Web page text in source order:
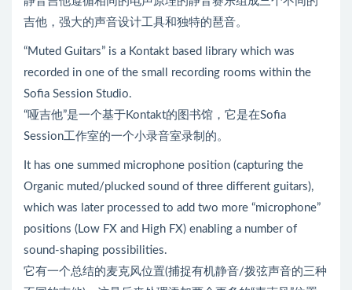
吉他，强大的声音设计工具和独特的琶音。
“Muted Guitars” is a Kontakt based library which was
recorded in one of the small recording rooms within the
Sofia Session Studio.
“哑吉他”是一个基于Kontakt的图书馆，它是在Sofia
Session工作室的一个小录音室录制的。
It has one summed microphone position (capturing the
Organic muted/plucked sound of three different guitars),
which was later processed to add two more “microphone”
positions (Low FX and High FX) enabling a number of
sound-shaping possibilities.
它有一个总结的麦克风位置(捕捉有机静音/拨弦声音的三种